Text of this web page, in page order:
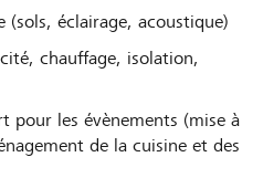
(sols, éclairage, acoustique)
chauffage, isolation,
pour les évènements (mise à
de la cuisine et des